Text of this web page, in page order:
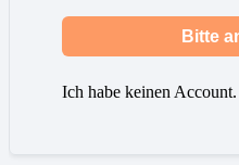
Bitte
Ich habe keinen Account.